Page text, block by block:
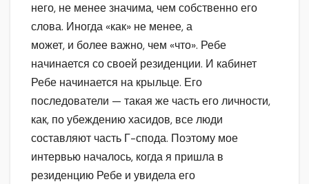
него, не менее значима, чем собственно его
слова. Иногда «как» не менее, а
может, и более важно, чем «что». Ребе
начинается со своей резиденции. И кабинет
Ребе начинается на крыльце. Его
последователи — такая же часть его личности,
как, по убеждению хасидов, все люди
составляют часть Г-спода. Поэтому мое
интервью началось, когда я пришла в
резиденцию Ребе и увидела его